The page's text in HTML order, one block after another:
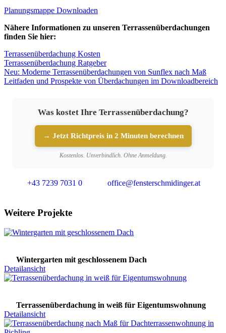
Planungsmappe Downloaden
Nähere Informationen zu unseren Terrassenüberdachungen
finden Sie hier:
Terrassenüberdachung Kosten
Terrassenüberdachung Ratgeber
Neu: Moderne Terrassenüberdachungen von Sunflex nach Maß
Leitfaden und Prospekte von Überdachungen im Downloadbereich
Was kostet Ihre Terrassenüberdachung?
→ Jetzt Richtpreis in 2 Minuten berechnen
Kostenlos. Unverbindlich. Ohne Anmeldung.
+43 7239 7031 0 office@fensterschmidinger.at
Weitere Projekte
Wintergarten mit geschlossenem Dach
Detailansicht
Terrassenüberdachung in weiß für Eigentumswohnung
Detailansicht